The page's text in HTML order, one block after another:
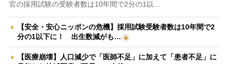
官の採用試験の受験者数は10年間で2分の1以…
【安全・安心ニッポンの危機】採用試験受験者数は10年間で2
分の1以下に！ 出生数減がも…
【医療崩壊】人口減少で「医師不足」に加えて「患者不足」に